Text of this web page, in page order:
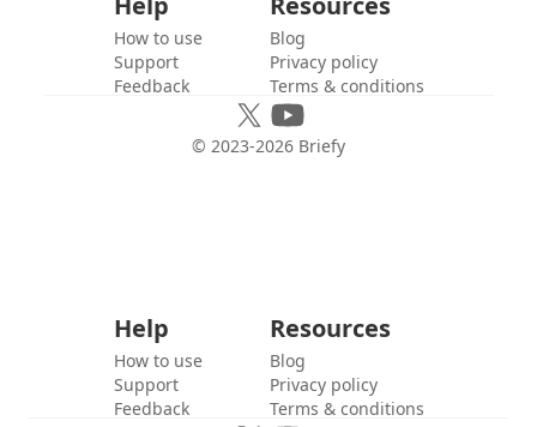
How to use
Support
Feedback
Blog
Privacy policy
Terms & conditions
© 2023-2026 Briefy
Help
How to use
Support
Feedback
Resources
Blog
Privacy policy
Terms & conditions